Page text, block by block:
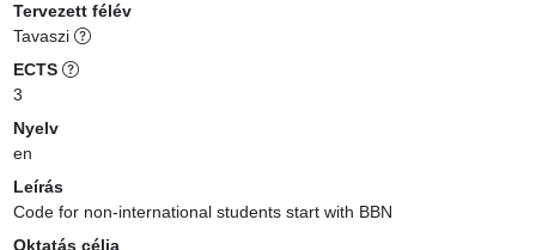
Tervezett félév
Tavaszi
ECTS
3
Nyelv
en
Leírás
Code for non-international students start with BBN
Oktatás célja